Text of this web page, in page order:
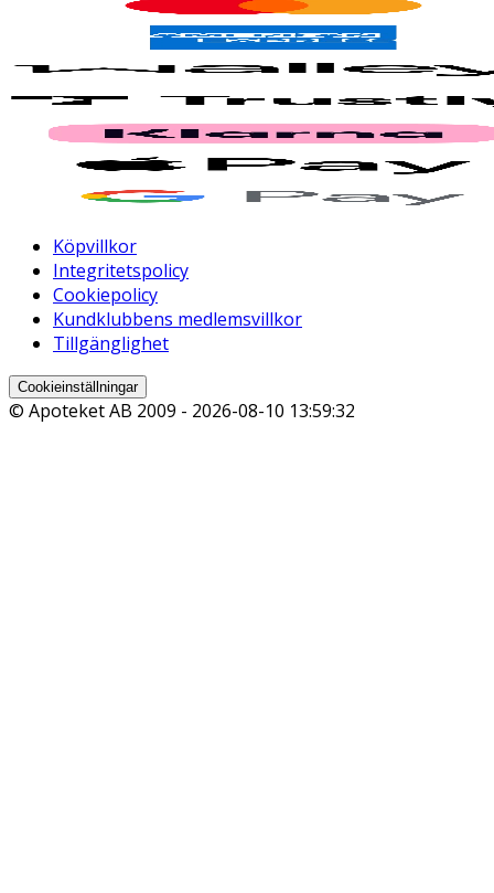
Köpvillkor
Integritetspolicy
Cookiepolicy
Kundklubbens medlemsvillkor
Tillgänglighet
Cookieinställningar
© Apoteket AB 2009 - 2026-08-10 13:59:32